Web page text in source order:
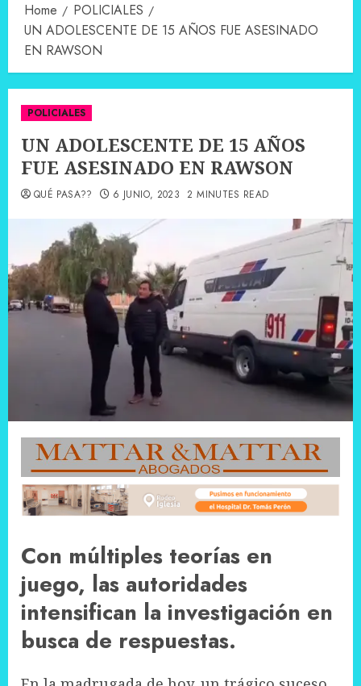
Home
POLICIALES
UN ADOLESCENTE DE 15 AÑOS FUE ASESINADO
EN RAWSON
POLICIALES
UN ADOLESCENTE DE 15 AÑOS
FUE ASESINADO EN RAWSON
QUÉ PASA?? 6 JUNIO, 2023 2 MINUTES READ
Con múltiples teorías en
juego, las autoridades
intensifican la investigación en
busca de respuestas.